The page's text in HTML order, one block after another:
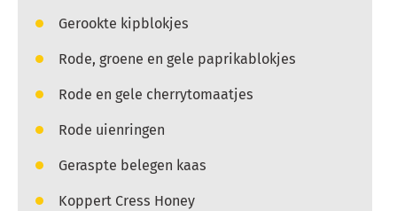
Gerookte kipblokjes
Rode, groene en gele paprikablokjes
Rode en gele cherrytomaatjes
Rode uienringen
Geraspte belegen kaas
Koppert Cress Honey